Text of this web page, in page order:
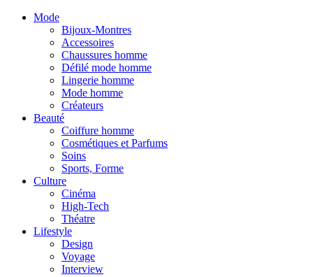
Mode
Bijoux-Montres
Accessoires
Chaussures homme
Défilé mode homme
Lingerie homme
Mode homme
Créateurs
Beauté
Coiffure homme
Cosmétiques et Parfums
Soins
Sports, Forme
Culture
Cinéma
High-Tech
Théatre
Lifestyle
Design
Voyage
Interview